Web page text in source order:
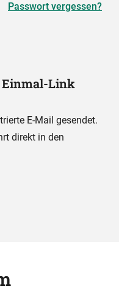
Passwort vergessen?
Einmal-Link
E-Mail gesendet.
direkt in den